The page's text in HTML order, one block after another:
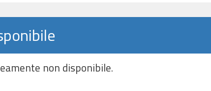
non disponibile.